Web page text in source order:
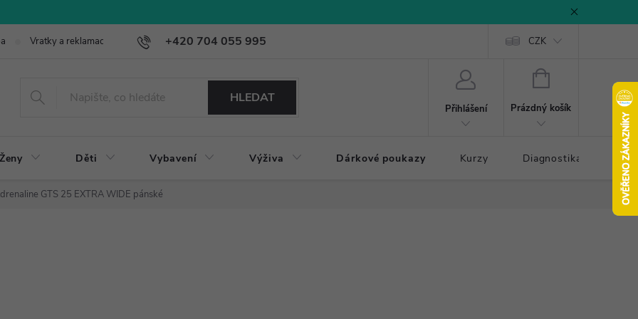
+420 704 055 995
Vratky a reklamace CZK
HLEDAT
Přihlášení
NÁKUPNÍ
Prázdný košík
Ženy Děti Vybavení Výživa Dárkové poukazy Kurzy Diagnostika došlapu
GTS 25 EXTRA WIDE pánské